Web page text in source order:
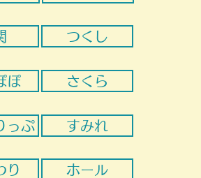
つくし
ぽ さくら
っぷ すみれ
り ホール